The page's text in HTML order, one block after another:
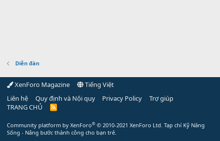
Diễn đàn
XenForo Magazine
Tiếng Việt
Liên hệ
Quy định và Nội quy Privacy Policy
Trợ giúp
TRANG CHỦ
R
Community platform by XenForo® © 2010-2021 XenForo Ltd. Tạp chí Kỹ Năng
Sống - Nâng bước thành công cho bạn trẻ.